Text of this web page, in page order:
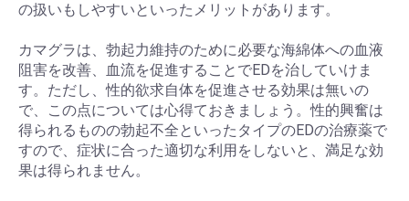
の扱いもしやすいといったメリットがあります。
カマグラは、勃起力維持のために必要な海綿体への血液
阻害を改善、血流を促進することでEDを治していけま
す。ただし、性的欲求自体を促進させる効果は無いの
で、この点については心得ておきましょう。性的興奮は
得られるものの勃起不全といったタイプのEDの治療薬で
すので、症状に合った適切な利用をしないと、満足な効
果は得られません。